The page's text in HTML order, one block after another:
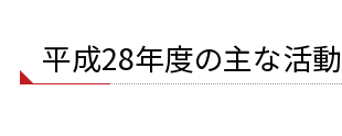
平成28年度の主な活動